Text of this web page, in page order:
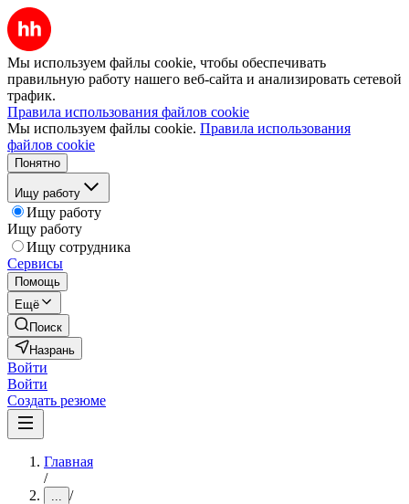
Мы используем файлы cookie, чтобы обеспечивать
правильную работу нашего веб-сайта и анализировать сетевой
трафик.
Правила использования файлов cookie
Мы используем файлы cookie. Правила использования
файлов cookie
Понятно
Ищу работу
Ищу работу
Ищу работу
Ищу сотрудника
Сервисы
Помощь
Ещё
Поиск
Назрань
Войти
Войти
Создать резюме
Главная
/
... /